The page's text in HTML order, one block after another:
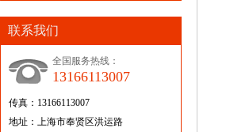
联系我们
全国服务热线：
13166113007
传真：13166113007
地址：上海市奉贤区洪运路